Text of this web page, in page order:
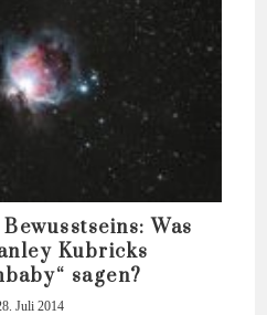
Was
Kubricks
sagen?
Juli 2014